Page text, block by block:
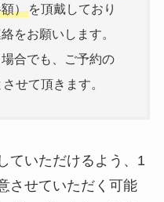
）を頂戴しており
をお願いします。
合でも、ご予約の
せて頂きます。
ていただけるよう、1
させていただく可能